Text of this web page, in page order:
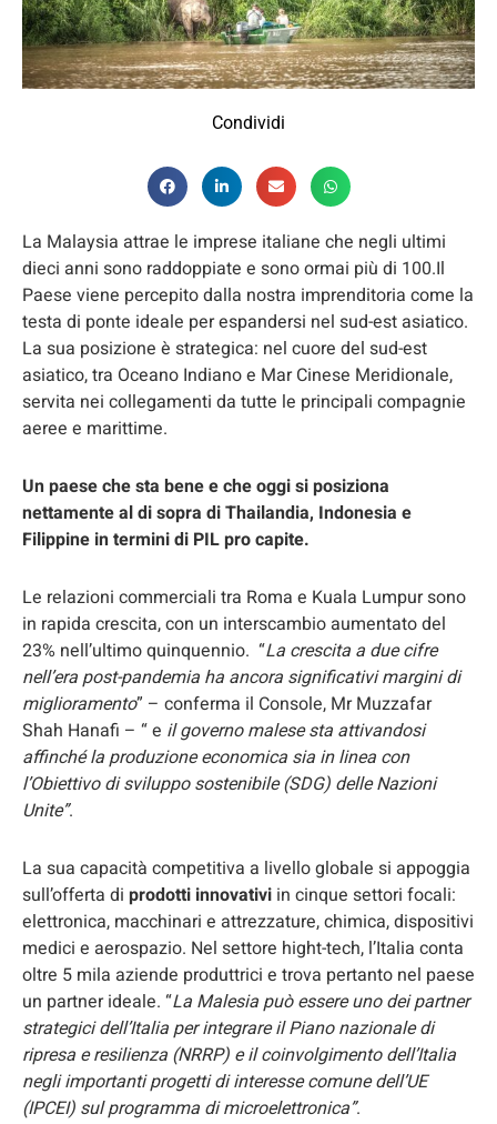
Condividi
La Malaysia attrae le imprese italiane che negli ultimi
dieci anni sono raddoppiate e sono ormai più di 100.Il
Paese viene percepito dalla nostra imprenditoria come la
testa di ponte ideale per espandersi nel sud-est asiatico.
La sua posizione è strategica: nel cuore del sud-est
asiatico, tra Oceano Indiano e Mar Cinese Meridionale,
servita nei collegamenti da tutte le principali compagnie
aeree e marittime.
Un paese che sta bene e che oggi si posiziona
nettamente al di sopra di Thailandia, Indonesia e
Filippine in termini di PIL pro capite.
Le relazioni commerciali tra Roma e Kuala Lumpur sono
in rapida crescita, con un interscambio aumentato del
23% nell’ultimo quinquennio. “La crescita a due cifre
nell’era post-pandemia ha ancora significativi margini di
miglioramento” – conferma il Console, Mr Muzzafar
Shah Hanafi – “ e il governo malese sta attivandosi
affinché la produzione economica sia in linea con
l’Obiettivo di sviluppo sostenibile (SDG) delle Nazioni
Unite”.
La sua capacità competitiva a livello globale si appoggia
sull’offerta di prodotti innovativi in cinque settori focali:
elettronica, macchinari e attrezzature, chimica, dispositivi
medici e aerospazio. Nel settore hight-tech, l’Italia conta
oltre 5 mila aziende produttrici e trova pertanto nel paese
un partner ideale. “La Malesia può essere uno dei partner
strategici dell’Italia per integrare il Piano nazionale di
ripresa e resilienza (NRRP) e il coinvolgimento dell’Italia
negli importanti progetti di interesse comune dell’UE
(IPCEI) sul programma di microelettronica”.